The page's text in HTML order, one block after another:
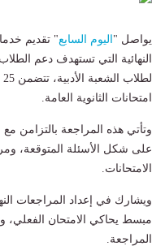
يواصل " اليوم السابع" تقديم
النهائية التي تستهدف دعم
امتحانات الثانوية العامة.
وتأتي هذه المراجعة بالتزامن
على شكل الأسئلة المتوقعة،
الامتحانات.
ويشارك في إعداد المراجعات
مبسط يحاكي الامتحان الفعلي،
المراجعة.